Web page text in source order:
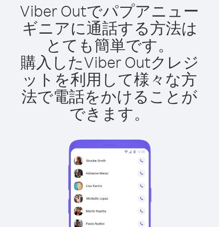
Viber Outでパプアニュー
ギニアに通話する方法は
とても簡単です。
購入したViber Outクレジ
ットを利用して様々な方
法で電話をかけることが
できます。